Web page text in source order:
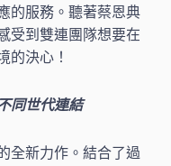
的服務。聽著蔡恩典
受到雙連團隊想要在
的決心！
同世代連結
全新力作。結合了過